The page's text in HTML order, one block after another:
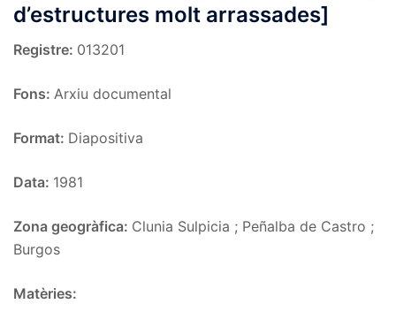
d’estructures molt arrassades]
Registre: 013201
Fons: Arxiu documental
Format: Diapositiva
Data: 1981
Zona geogràfica: Clunia Sulpicia ; Peñalba de Castro ;
Burgos
Matèries: